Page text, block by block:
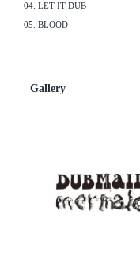
04. LET IT DUB
05. BLOOD
Gallery